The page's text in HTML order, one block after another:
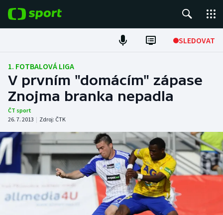
SLEDOVAT
Fotbal
Hokej
Tenis
Atletika
Cyklistika
DALŠÍ SPORTY
Americký fotbal
NEPŘEHLÉDNĚTE
1. FOTBALOVÁ LIGA
V prvním "domácím" zápase
Znojma branka nepadla
ČT sport
26. 7. 2013 | Zdroj: ČTK